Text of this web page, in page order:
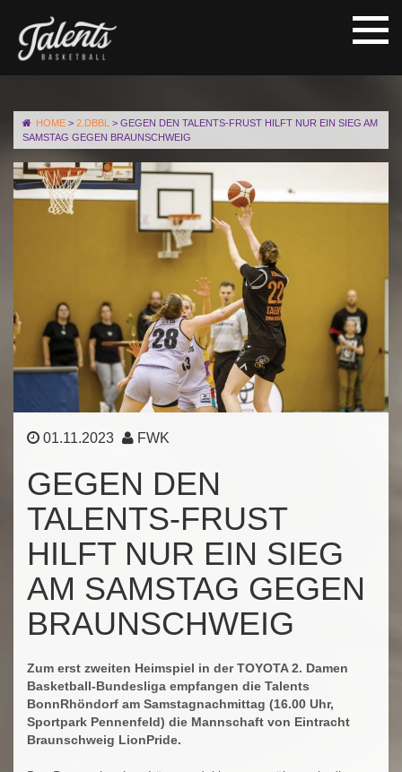
HOME > 2.DBBL > GEGEN DEN TALENTS-FRUST HILFT NUR EIN SIEG AM
SAMSTAG GEGEN BRAUNSCHWEIG
01.11.2023 FWK
GEGEN DEN
TALENTS-FRUST
HILFT NUR EIN SIEG
AM SAMSTAG GEGEN
BRAUNSCHWEIG
Zum erst zweiten Heimspiel in der TOYOTA 2. Damen
Basketball-Bundesliga empfangen die Talents
BonnRhöndorf am Samstagnachmittag (16.00 Uhr,
Sportpark Pennenfeld) die Mannschaft von Eintracht
Braunschweig LionPride.